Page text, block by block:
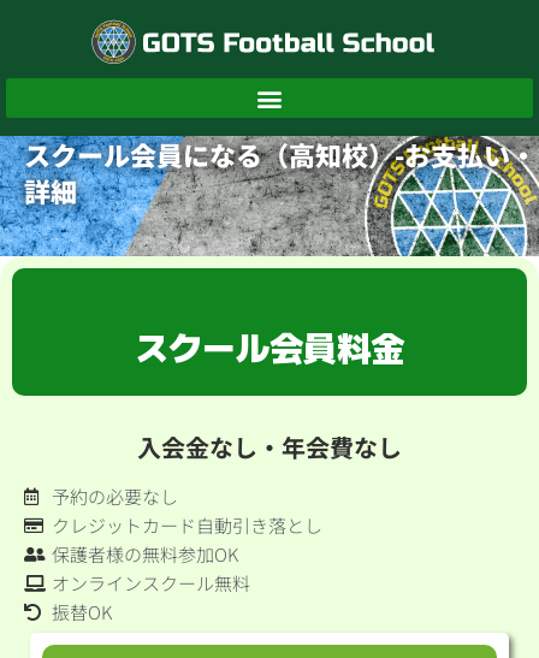
キ
ッ
プ スクール会員になる（高知校）-お支払い・
詳細
スクール会員料金
入会金なし・年会費なし
予約の必要なし
クレジットカード自動引き落とし
保護者様の無料参加OK
オンラインスクール無料
振替OK